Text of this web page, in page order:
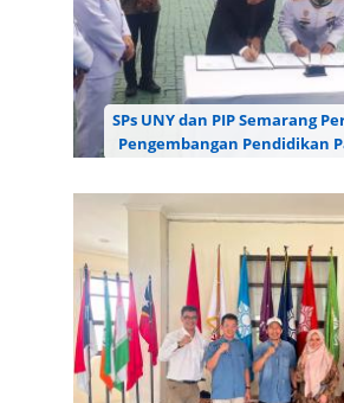
SPs UNY dan PIP Semarang
Pengembangan Pendidikan
Wisuda ke-103 dan Pelepasan
Laut sebagai momentum penting
pendidikan vokasi transportasi.
kegiatan...